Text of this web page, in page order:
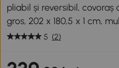
pliabil și reversibil,
gros, 202 x 180,5 x 1 cm,
5 (2)